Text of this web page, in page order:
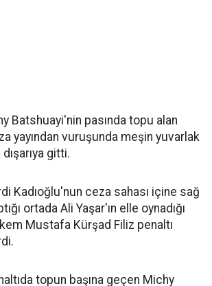
Batshuayi'nin pasında topu alan
yayından vuruşunda meşin yuvarlak
gitti.
Kadıoğlu'nun ceza sahası içine sağ
ortada Ali Yaşar'ın elle oynadığı
Mustafa Kürşad Filiz penaltı
topun başına geçen Michy